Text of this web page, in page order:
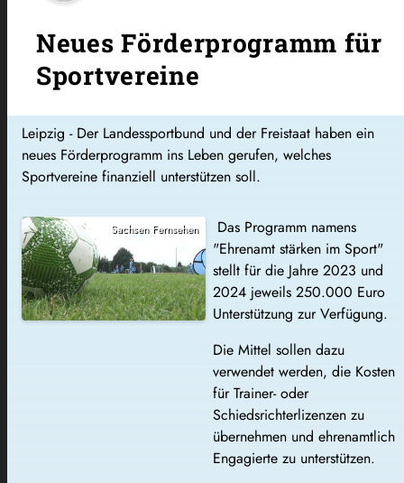
Neues Förderprogramm für
Sportvereine
Leipzig - Der Landessportbund und der Freistaat haben ein
neues Förderprogramm ins Leben gerufen, welches
Sportvereine finanziell unterstützen soll.
Sachsen Fernsehen
Das Programm namens
"Ehrenamt stärken im Sport"
stellt für die Jahre 2023 und
2024 jeweils 250.000 Euro
Unterstützung zur Verfügung.
Die Mittel sollen dazu
verwendet werden, die Kosten
für Trainer- oder
Schiedsrichterlizenzen zu
übernehmen und ehrenamtlich
Engagierte zu unterstützen.